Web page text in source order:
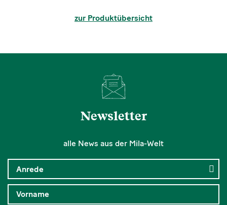
zur Produktübersicht
Newsletter
alle News aus der Mila-Welt